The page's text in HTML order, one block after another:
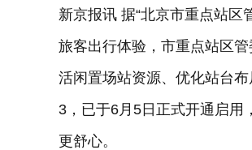
新京报讯 据“北京市重点站
旅客出行体验，市重点站区
活闲置场站资源、优化站台
3，已于6月5日正式开通启用
更舒心。